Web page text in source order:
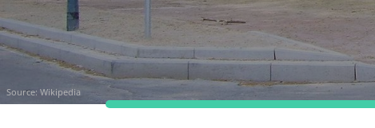
Source: Wikipedia